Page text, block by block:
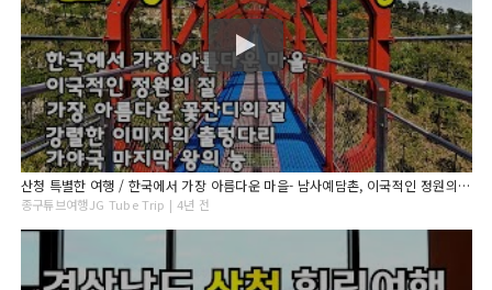
산청 특별한 여행 / 한국에서 가장 아름다운 마을- 남사예담촌, 이국적인 정원의 수련사, 아름다운 꽃잔디의 대명사, 강렬한 이미지의 무릉교, 가야국 구형왕릉 [종구튜브여행]
종구튜브여행JG Tube Trip | 4년 전